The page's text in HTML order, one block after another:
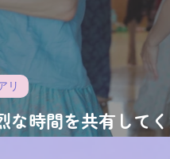
な時間を共有して
感謝です。
リ